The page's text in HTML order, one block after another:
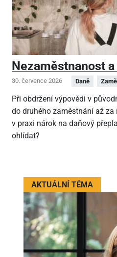
Nezaměstnanost
30. července 2026 Daně
Při obdržení výpovědi v
do druhého zaměstnání až
v praxi nárok na daňový
ohlídat?
AKTUÁLNÍ TÉMA